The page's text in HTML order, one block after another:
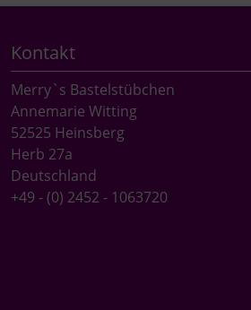
Kontakt
Merry`s Bastelstübchen
Annemarie Witting
52525 Heinsberg
Herb 27a
Deutschland
+49 - (0) 2452 - 1063720